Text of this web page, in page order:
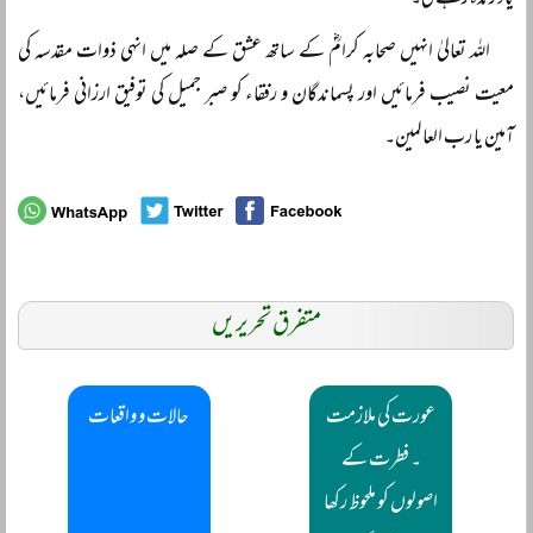
اللہ تعالیٰ انہیں صحابہ کرامؓ کے ساتھ عشق کے صلہ میں انہی ذوات مقدسہ کی
معیت نصیب فرمائیں اور پسماندگان و رفقاء کو صبر جمیل کی توفیق ارزانی فرمائیں،
آمین یا رب العالمین۔
متفرق تحریریں
عورت کی ملازمت
۔ فطرت کے
اصولوں کو ملحوظ رکھا
حالات و واقعات